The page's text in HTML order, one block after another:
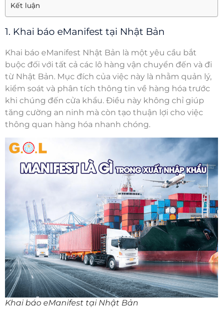
Kết luận
1. Khai báo eManifest tại Nhật Bản
Khai báo eManifest Nhật Bản là một yêu cầu bắt
buộc đối với tất cả các lô hàng vận chuyển đến và đi
từ Nhật Bản. Mục đích của việc này là nhằm quản lý,
kiểm soát và phân tích thông tin về hàng hóa trước
khi chúng đến cửa khẩu. Điều này không chỉ giúp
tăng cường an ninh mà còn tạo thuận lợi cho việc
thông quan hàng hóa nhanh chóng.
Khai báo eManifest tại Nhật Bản